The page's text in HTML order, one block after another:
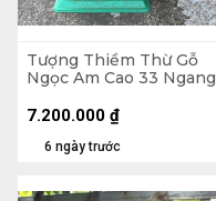
Tượng Thiềm Thừ Gỗ
Ngọc Am Cao 33 Ngang
6 ngày trước
7.200.000 ₫